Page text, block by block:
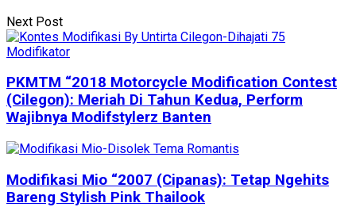
Next Post
PKMTM “2018 Motorcycle Modification Contest
(Cilegon): Meriah Di Tahun Kedua, Perform
Wajibnya Modifstylerz Banten
Modifikasi Mio “2007 (Cipanas): Tetap Ngehits
Bareng Stylish Pink Thailook